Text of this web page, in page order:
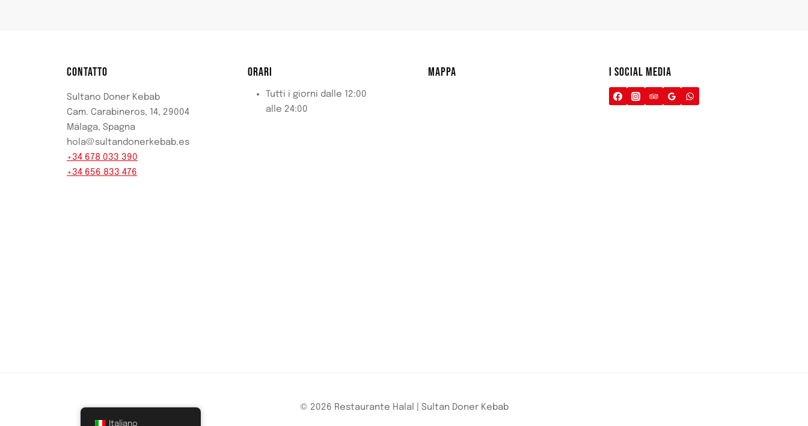
CONTATTO
Sultano Doner Kebab
Cam. Carabineros, 14, 29004
Málaga, Spagna
hola@sultandonerkebab.es
+34 678 033 390
+34 656 833 476
ORARI
Tutti i giorni dalle 12:00
alle 24:00
MAPPA I SOCIAL MEDIA
© 2026 Restaurante Halal | Sultan Doner Kebab
Italiano